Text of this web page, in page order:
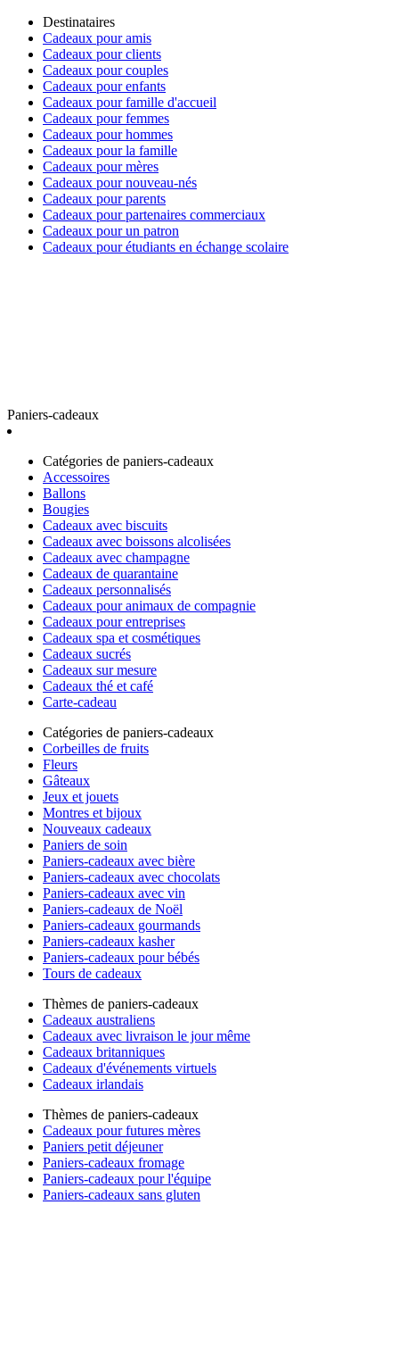
Destinataires
Cadeaux pour amis
Cadeaux pour clients
Cadeaux pour couples
Cadeaux pour enfants
Cadeaux pour famille d'accueil
Cadeaux pour femmes
Cadeaux pour hommes
Cadeaux pour la famille
Cadeaux pour mères
Cadeaux pour nouveau-nés
Cadeaux pour parents
Cadeaux pour partenaires commerciaux
Cadeaux pour un patron
Cadeaux pour étudiants en échange scolaire
Paniers-cadeaux
Catégories de paniers-cadeaux
Accessoires
Ballons
Bougies
Cadeaux avec biscuits
Cadeaux avec boissons alcolisées
Cadeaux avec champagne
Cadeaux de quarantaine
Cadeaux personnalisés
Cadeaux pour animaux de compagnie
Cadeaux pour entreprises
Cadeaux spa et cosmétiques
Cadeaux sucrés
Cadeaux sur mesure
Cadeaux thé et café
Carte-cadeau
Catégories de paniers-cadeaux
Corbeilles de fruits
Fleurs
Gâteaux
Jeux et jouets
Montres et bijoux
Nouveaux cadeaux
Paniers de soin
Paniers-cadeaux avec bière
Paniers-cadeaux avec chocolats
Paniers-cadeaux avec vin
Paniers-cadeaux de Noël
Paniers-cadeaux gourmands
Paniers-cadeaux kasher
Paniers-cadeaux pour bébés
Tours de cadeaux
Thèmes de paniers-cadeaux
Cadeaux australiens
Cadeaux avec livraison le jour même
Cadeaux britanniques
Cadeaux d'événements virtuels
Cadeaux irlandais
Thèmes de paniers-cadeaux
Cadeaux pour futures mères
Paniers petit déjeuner
Paniers-cadeaux fromage
Paniers-cadeaux pour l'équipe
Paniers-cadeaux sans gluten